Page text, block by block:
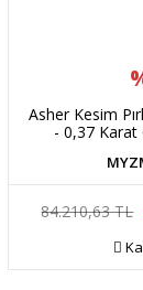
Asher Kesim
- 0,37 Karat
84.210,63 TL